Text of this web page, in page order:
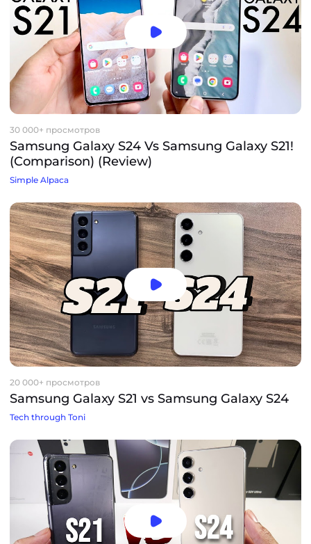
30 000+ просмотров
Samsung Galaxy S24 Vs Samsung Galaxy S21!
(Comparison) (Review)
Simple Alpaca
20 000+ просмотров
Samsung Galaxy S21 vs Samsung Galaxy S24
Tech through Toni